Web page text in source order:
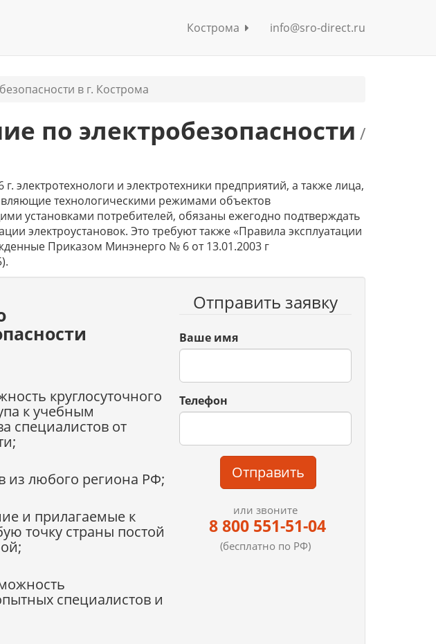
Кострома info@sro-direct.ru
в г. Кострома
по электробезопасности /
электротехнологи и электротехники предприятий, а также лица,
технологическими режимами объектов
установками потребителей, обязаны ежегодно подтверждать
электроустановок. Это требуют также «Правила эксплуатации
Приказом Минэнерго № 6 от 13.01.2003 г
круглосуточного
к учебным
специалистов от
из любого региона РФ;
и прилагаемые к
точку страны постой
специалистов и
Отправить заявку
Ваше имя
Телефон
Отправить
или звоните
8 800 551-51-04
(бесплатно по РФ)